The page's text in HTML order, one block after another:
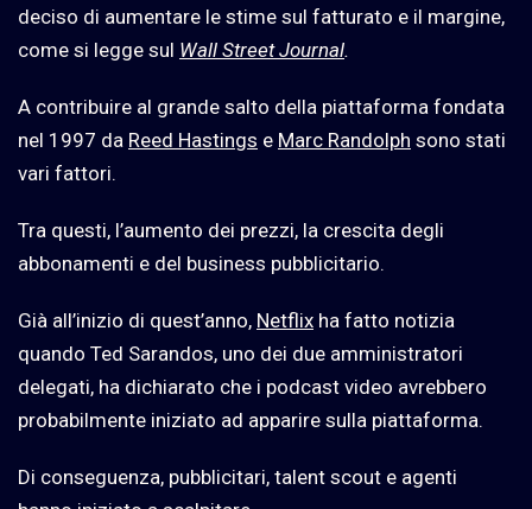
deciso di aumentare le stime sul fatturato e il margine,
come si legge sul Wall Street Journal.
A contribuire al grande salto della piattaforma fondata
nel 1997 da Reed Hastings e Marc Randolph sono stati
vari fattori.
Tra questi, l’aumento dei prezzi, la crescita degli
abbonamenti e del business pubblicitario.
Già all’inizio di quest’anno, Netflix ha fatto notizia
quando Ted Sarandos, uno dei due amministratori
delegati, ha dichiarato che i podcast video avrebbero
probabilmente iniziato ad apparire sulla piattaforma.
Di conseguenza, pubblicitari, talent scout e agenti